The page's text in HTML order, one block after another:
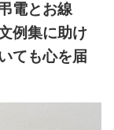
電とお線
例集に助け
ても心を届